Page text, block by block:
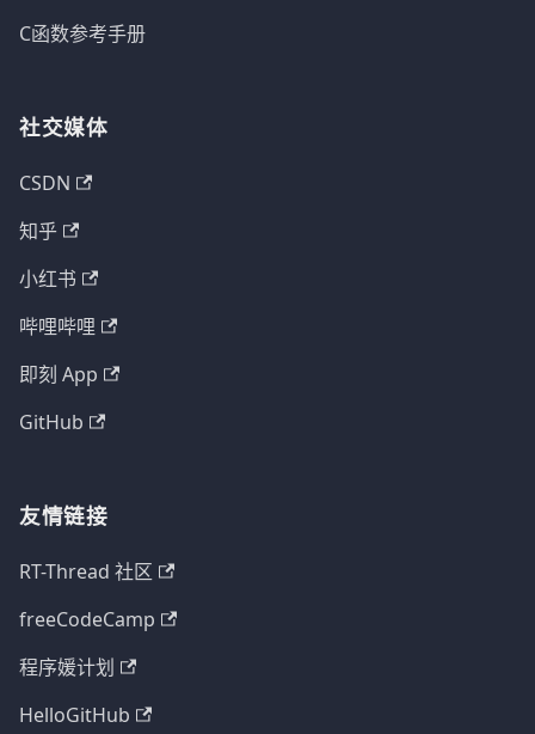
C函数参考手册
社交媒体
CSDN
知乎
小红书
哔哩哔哩
即刻 App
GitHub
友情链接
RT-Thread 社区
freeCodeCamp
程序媛计划
HelloGitHub